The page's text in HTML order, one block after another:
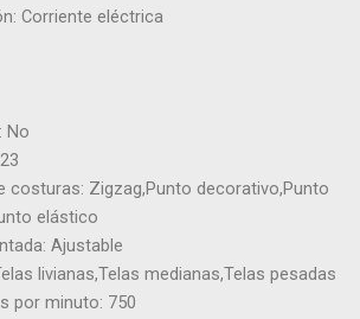
Corriente eléctrica
No
costuras: Zigzag,Punto decorativo,Punto
elástico
Ajustable
livianas,Telas medianas,Telas pesadas
por minuto: 750